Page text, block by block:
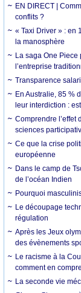
EN DIRECT |
conflits ?
« Taxi Driver » : en
la manosphère
La saga One
l’entreprise
Transparence
En Australie, 85 %
leur interdiction :
Comprendre l’effet
sciences
Ce que la crise
européenne
Dans le camp de
de l’océan Indien
Pourquoi
Le découpage
régulation
Après les Jeux
des évènements
Le racisme à la
comment en
La seconde vie